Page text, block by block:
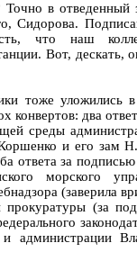
в отведенный
Сидорова.
что наш
Вот, дескать,
тоже уложились
два
среды
и его зам
ответа за
морского
(заверила
(за